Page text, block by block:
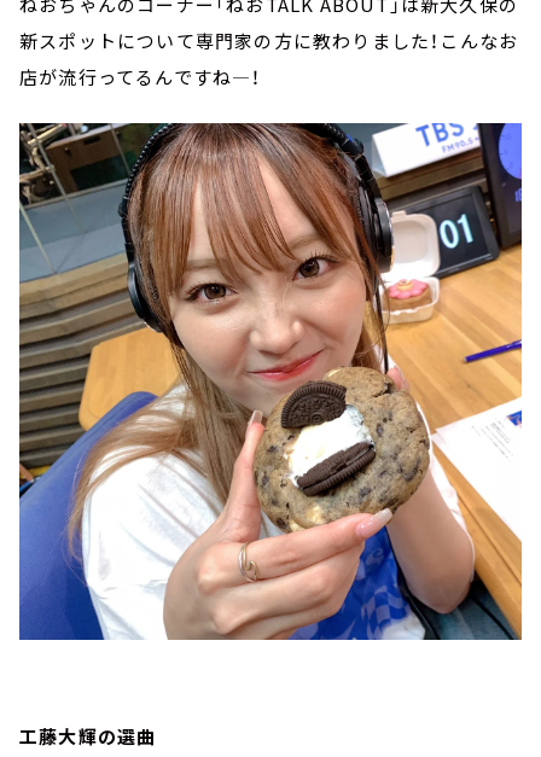
新スポットについて専門家の方に教わりました！こんなお
店が流行ってるんですね―！
工藤大輝の選曲